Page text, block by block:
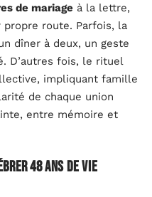
de mariage à la lettre,
route. Parfois, la
dîner à deux, un geste
D’autres fois, le rituel
impliquant famille
de chaque union
entre mémoire et
48 ans de vie